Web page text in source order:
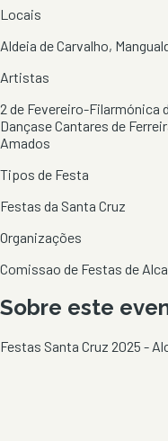
Locais
Aldeia de Carvalho,
Artistas
2 de Fevereiro-Filarmónica
Dançase Cantares de
Amados
Tipos de Festa
Festas da Santa Cruz
Organizações
Comissao de Festas de
Sobre este
Festas Santa Cruz 2025 -